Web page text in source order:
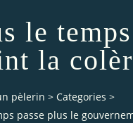
le
la
pèlerin > Categories >
passe plus le